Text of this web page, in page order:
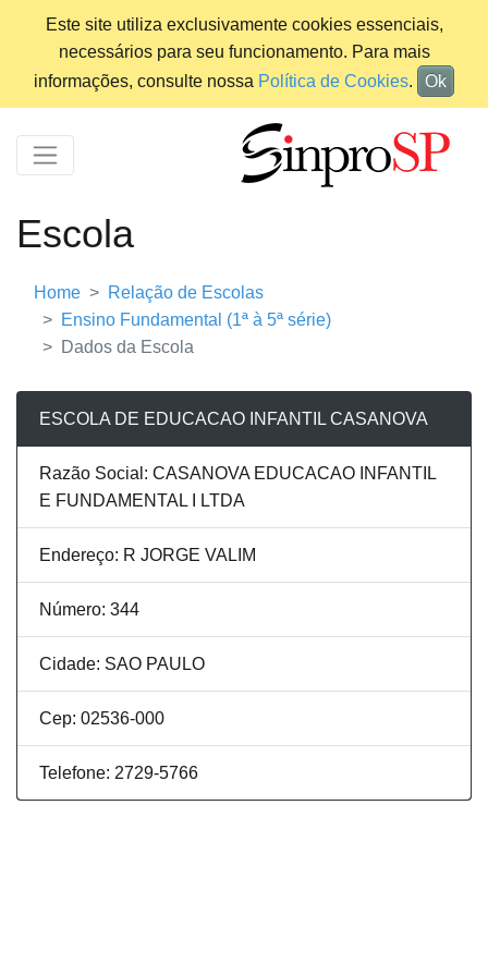
Este site utiliza exclusivamente cookies essenciais,
necessários para seu funcionamento. Para mais
informações, consulte nossa Política de Cookies. Ok
Escola
Home
Relação de Escolas
Ensino Fundamental (1ª à 5ª série)
Dados da Escola
ESCOLA DE EDUCACAO INFANTIL CASANOVA
Razão Social: CASANOVA EDUCACAO INFANTIL
E FUNDAMENTAL I LTDA
Endereço: R JORGE VALIM
Número: 344
Cidade: SAO PAULO
Cep: 02536-000
Telefone: 2729-5766